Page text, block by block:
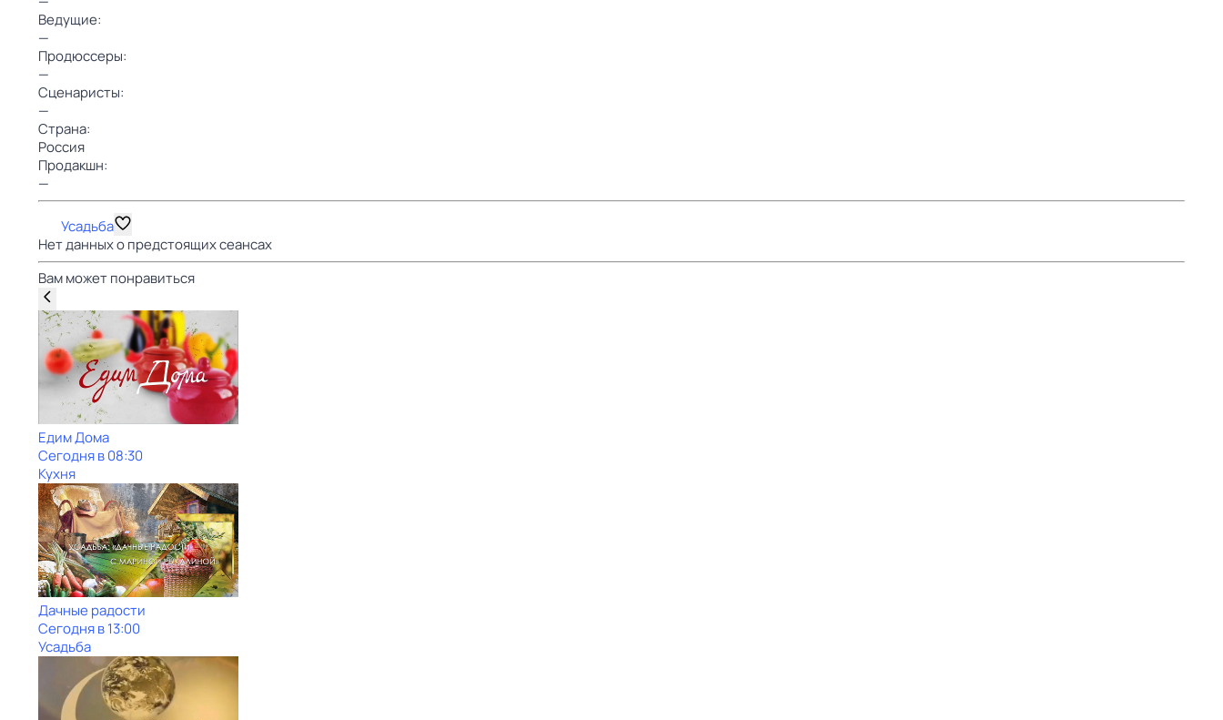
Ведущие:
—
Продюссеры:
—
Сценаристы:
—
Страна:
Россия
Продакшн:
—
Усадьба
Нет данных о предстоящих сеансах
Вам может понравиться
Едим Дома
Сегодня в 08:30
Кухня
Дачные радости
Сегодня в 13:00
Усадьба